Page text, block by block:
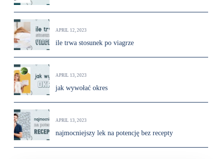
APRIL 12, 2023
ile trwa stosunek po viagrze
APRIL 13, 2023
jak wywołać okres
APRIL 13, 2023
najmocniejszy lek na potencję bez recepty